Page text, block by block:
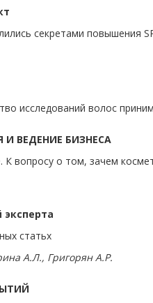
секретами повышения
исследований волос
И ВЕДЕНИЕ БИЗНЕСА
К вопросу о том, зачем
статьх
А.Л., Григорян А.Р.